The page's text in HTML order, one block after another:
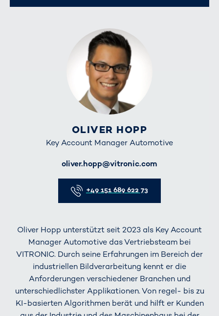
OLIVER HOPP
Key Account Manager Automotive
oliver.hopp@vitronic.com
+49 151 689 622 73
Oliver Hopp unterstützt seit 2023 als Key Account
Manager Automotive das Vertriebsteam bei
VITRONIC. Durch seine Erfahrungen im Bereich der
industriellen Bildverarbeitung kennt er die
Anforderungen verschiedener Branchen und
unterschiedlichster Applikationen. Von regel- bis zu
KI-basierten Algorithmen berät und hilft er Kunden